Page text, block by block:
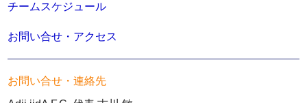
チームスケジュール
お問い合せ・アクセス
お問い合せ・連絡先